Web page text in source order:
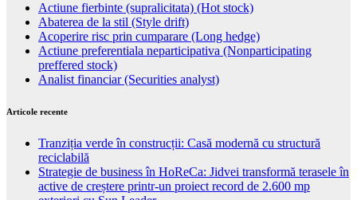
Actiune fierbinte (supralicitata) (Hot stock)
Abaterea de la stil (Style drift)
Acoperire risc prin cumparare (Long hedge)
Actiune preferentiala neparticipativa (Nonparticipating
preffered stock)
Analist financiar (Securities analyst)
Articole recente
Tranziția verde în construcții: Casă modernă cu structură
reciclabilă
Strategie de business în HoReCa: Jidvei transformă terasele în
active de creștere printr-un proiect record de 2.600 mp